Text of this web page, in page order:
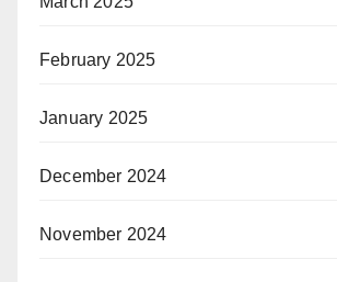
February 2025
January 2025
December 2024
November 2024